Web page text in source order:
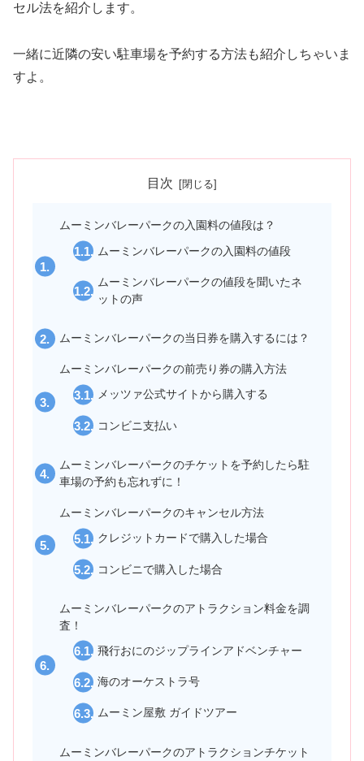
セル法を紹介します。
一緒に近隣の安い駐車場を予約する方法も紹介しちゃいま
すよ。
目次
ムーミンバレーパークの入園料の値段は？
ムーミンバレーパークの入園料の値段
ムーミンバレーパークの値段を聞いたネ
ットの声
ムーミンバレーパークの当日券を購入するには？
ムーミンバレーパークの前売り券の購入方法
メッツァ公式サイトから購入する
コンビニ支払い
ムーミンバレーパークのチケットを予約したら駐
車場の予約も忘れずに！
ムーミンバレーパークのキャンセル方法
クレジットカードで購入した場合
コンビニで購入した場合
ムーミンバレーパークのアトラクション料金を調
査！
飛行おにのジップラインアドベンチャー
海のオーケストラ号
ムーミン屋敷 ガイドツアー
ムーミンバレーパークのアトラクションチケット